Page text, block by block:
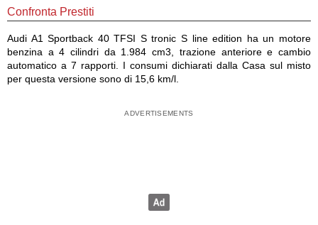
Confronta Prestiti
Audi A1 Sportback 40 TFSI S tronic S line edition ha un motore
benzina a 4 cilindri da 1.984 cm3, trazione anteriore e cambio
automatico a 7 rapporti. I consumi dichiarati dalla Casa sul misto
per questa versione sono di 15,6 km/l.